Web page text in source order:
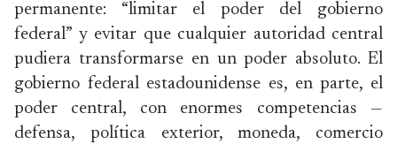
permanente: “limitar el poder del gobierno
federal” y evitar que cualquier autoridad central
pudiera transformarse en un poder absoluto. El
gobierno federal estadounidense es, en parte, el
poder central, con enormes competencias —
defensa, política exterior, moneda, comercio